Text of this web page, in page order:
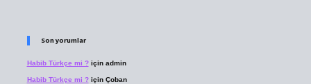
Son yorumlar
Habib Türkçe mi ?için admin
Habib Türkçe mi ?için Çoban